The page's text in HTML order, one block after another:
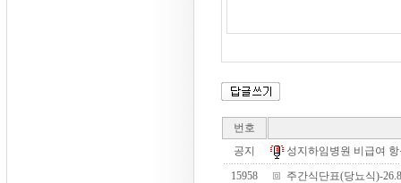
번호
공지
성지하임병원 비급여
15958
주간식단표(당뇨식)-